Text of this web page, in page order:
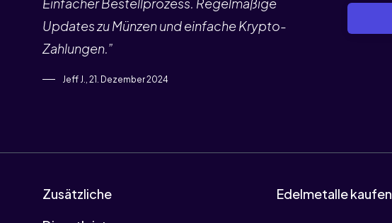
Updates zu Münzen und einfache Krypto-
Zahlungen.”
Jeff J., 21. Dezember 2024
Zusätzliche
Edelmetalle kaufen